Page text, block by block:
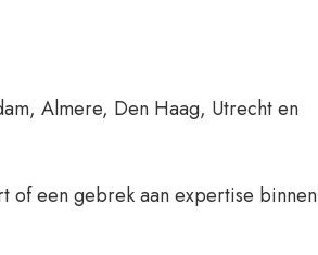
Almere, Den Haag, Utrecht en
of een gebrek aan expertise binnen